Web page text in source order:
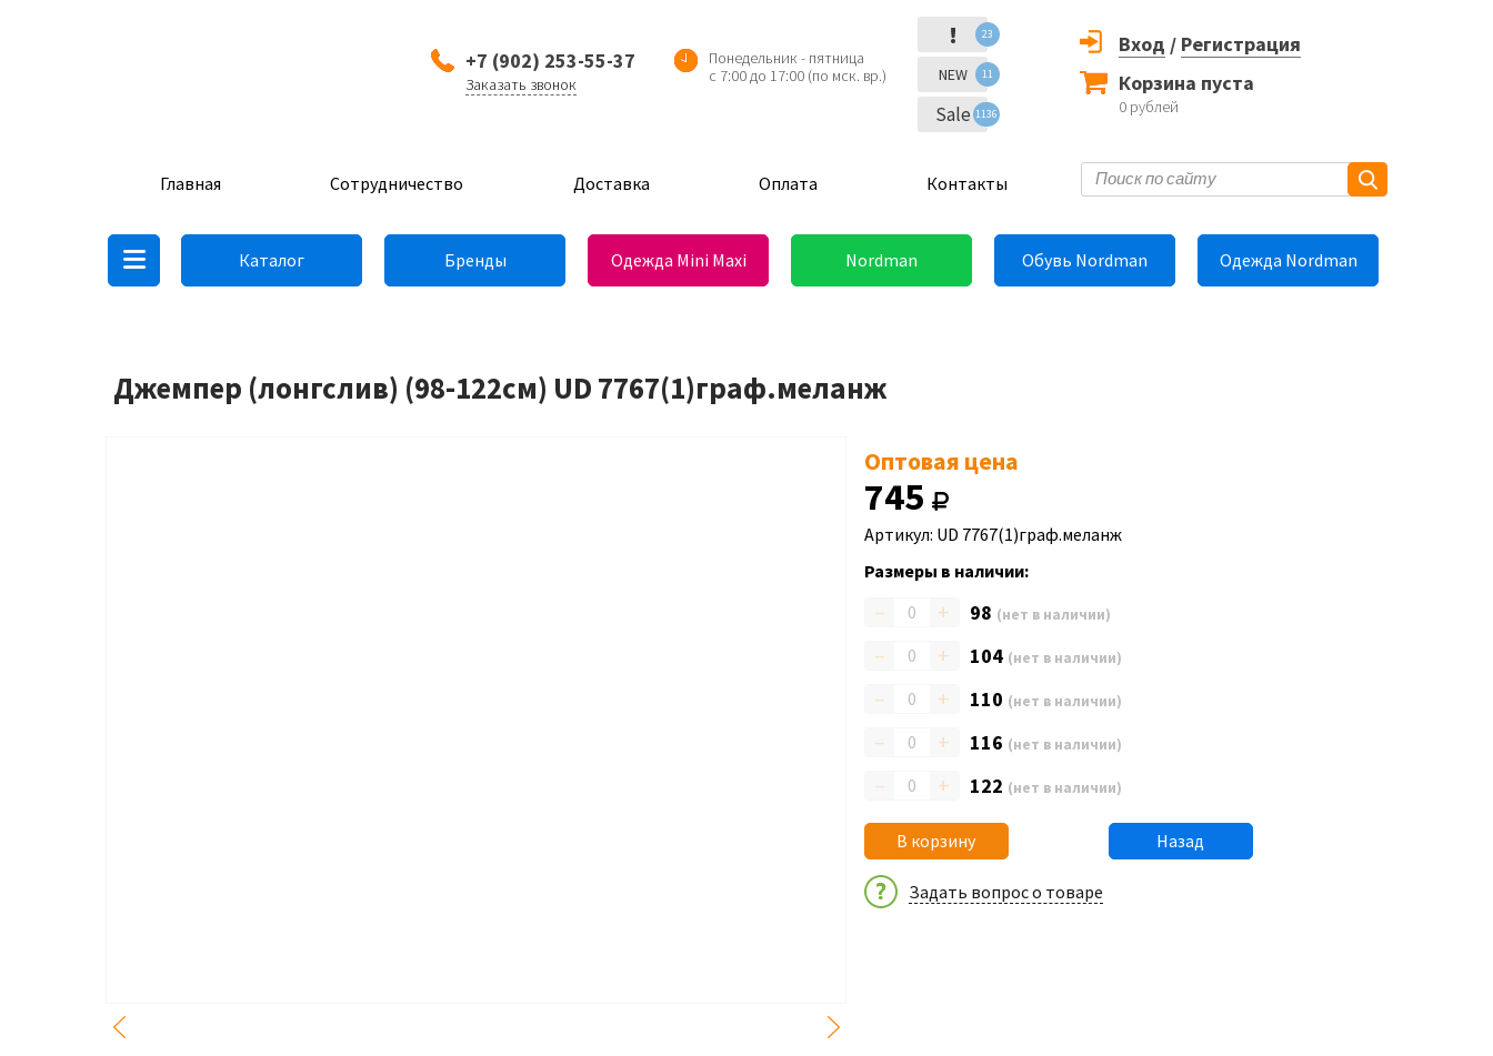
+7 (902) 253-55-37
Заказать звонок
Понедельник - пятница
с 7:00 до 17:00 (по мск. вр.)
! 23
NEW 11
Sale 1136
Вход / Регистрация
Корзина пуста
0 рублей
Главная Сотрудничество Доставка Оплата Контакты
Каталог Бренды Одежда Mini Maxi Nordman Обувь Nordman Одежда Nordman
Джемпер (лонгслив) (98-122см) UD 7767(1)граф.меланж
Оптовая цена
745
Артикул: UD 7767(1)граф.меланж
Размеры в наличии:
– + 98 (нет в наличии)
– + 104 (нет в наличии)
– + 110 (нет в наличии)
– + 116 (нет в наличии)
– + 122 (нет в наличии)
В корзину Назад
Задать вопрос о товаре